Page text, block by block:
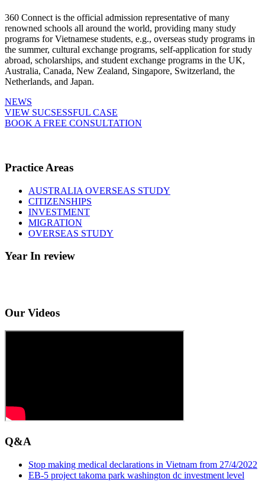
360 Connect is the official admission representative of many
renowned schools all around the world, providing many study
programs for Vietnamese students, e.g., overseas study programs in
the summer, cultural exchange programs, self-application for study
abroad, scholarships, and student exchange programs in the UK,
Australia, Canada, New Zealand, Singapore, Switzerland, the
Netherlands, and Japan.
NEWS
VIEW SUCSESSFUL CASE
BOOK A FREE CONSULTATION
Practice Areas
AUSTRALIA OVERSEAS STUDY
CITIZENSHIPS
INVESTMENT
MIGRATION
OVERSEAS STUDY
Year In review
Our Videos
Q&A
Stop making medical declarations in Vietnam from 27/4/2022
EB-5 project takoma park washington dc investment level